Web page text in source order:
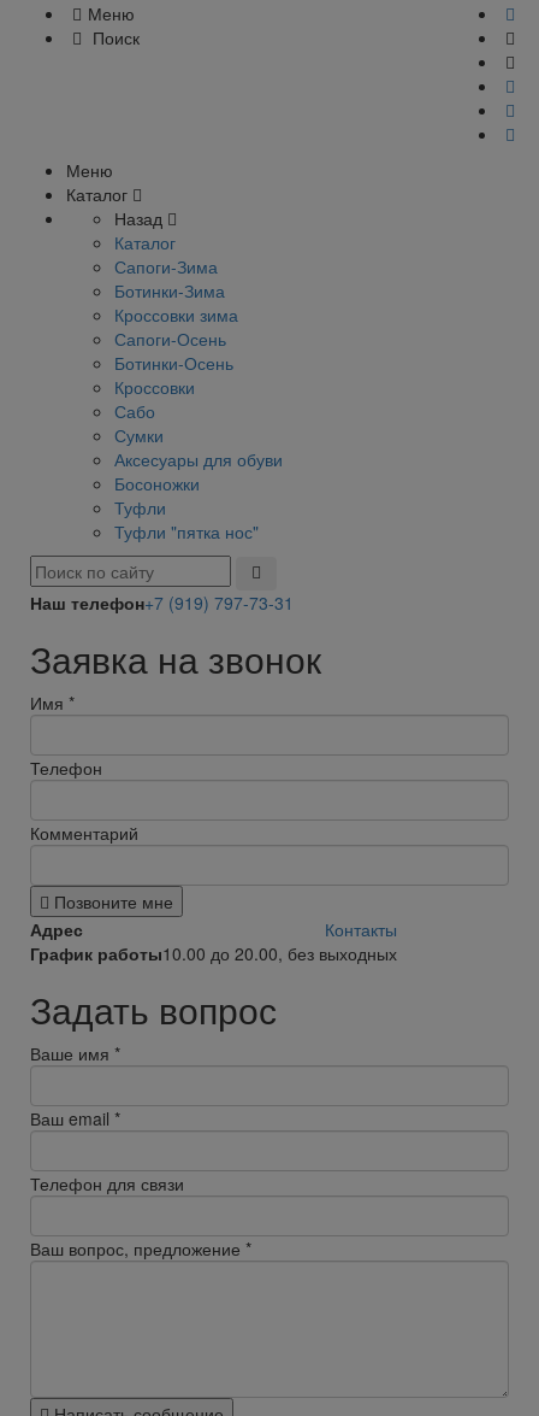
Меню
Поиск
Меню
Каталог
Назад
Каталог
Сапоги-Зима
Ботинки-Зима
Кроссовки зима
Сапоги-Осень
Ботинки-Осень
Кроссовки
Сабо
Сумки
Аксесуары для обуви
Босоножки
Туфли
Туфли "пятка нос"
Наш телефон+7 (919) 797-73-31
Заявка на звонок
Имя *
Телефон
Комментарий
Позвоните мне
Адрес
Контакты
График работы10.00 до 20.00, без выходных
Задать вопрос
Ваше имя *
Ваш email *
Телефон для связи
Ваш вопрос, предложение *